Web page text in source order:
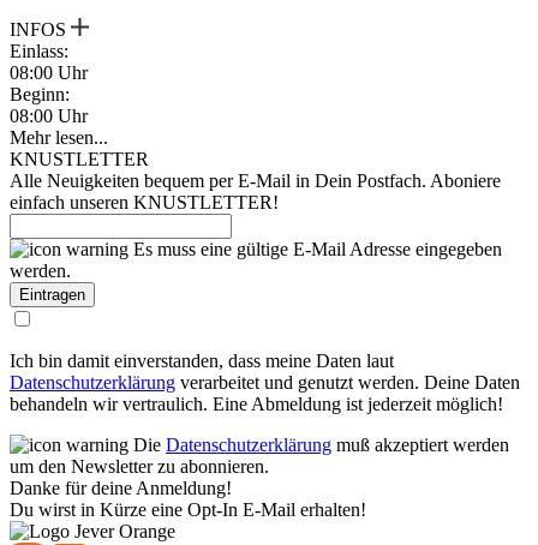
INFOS
Einlass:
08:00 Uhr
Beginn:
08:00 Uhr
Mehr lesen...
KNUSTLETTER
Alle Neuigkeiten bequem per E-Mail in Dein Postfach. Aboniere
einfach unseren KNUSTLETTER!
Es muss eine gültige E-Mail Adresse eingegeben
werden.
Ich bin damit einverstanden, dass meine Daten laut
Datenschutzerklärung verarbeitet und genutzt werden. Deine Daten
behandeln wir vertraulich. Eine Abmeldung ist jederzeit möglich!
Die Datenschutzerklärung muß akzeptiert werden
um den Newsletter zu abonnieren.
Danke für deine Anmeldung!
Du wirst in Kürze eine Opt-In E-Mail erhalten!